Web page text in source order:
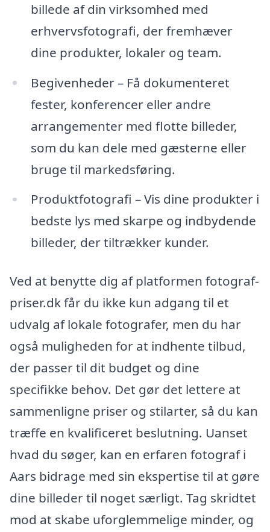
billede af din virksomhed med
erhvervsfotografi, der fremhæver
dine produkter, lokaler og team.
Begivenheder – Få dokumenteret
fester, konferencer eller andre
arrangementer med flotte billeder,
som du kan dele med gæsterne eller
bruge til markedsføring.
Produktfotografi – Vis dine produkter i
bedste lys med skarpe og indbydende
billeder, der tiltrækker kunder.
Ved at benytte dig af platformen fotograf-
priser.dk får du ikke kun adgang til et
udvalg af lokale fotografer, men du har
også muligheden for at indhente tilbud,
der passer til dit budget og dine
specifikke behov. Det gør det lettere at
sammenligne priser og stilarter, så du kan
træffe en kvalificeret beslutning. Uanset
hvad du søger, kan en erfaren fotograf i
Aars bidrage med sin ekspertise til at gøre
dine billeder til noget særligt. Tag skridtet
mod at skabe uforglemmelige minder, og